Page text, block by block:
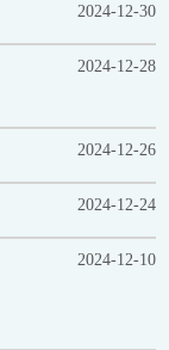
2024-12-30
2024-12-28
2024-12-26
2024-12-24
2024-12-10